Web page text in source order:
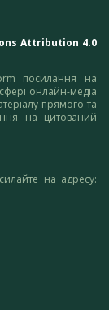
Attribution 4.0
посилання на
сфері онлайн-медіа
прямого та
на цитований
на адресу: